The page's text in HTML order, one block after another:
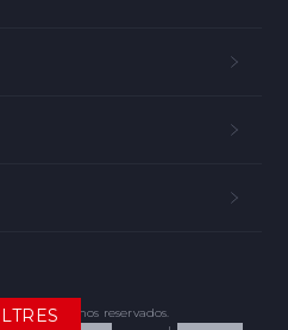
los derechos reservados.